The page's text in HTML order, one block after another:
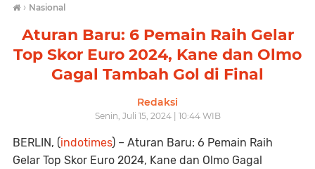
› Nasional
Aturan Baru: 6 Pemain Raih Gelar
Top Skor Euro 2024, Kane dan Olmo
Gagal Tambah Gol di Final
Redaksi
Senin, Juli 15, 2024 | 10:44 WIB
BERLIN, (indotimes) – Aturan Baru: 6 Pemain Raih
Gelar Top Skor Euro 2024, Kane dan Olmo Gagal